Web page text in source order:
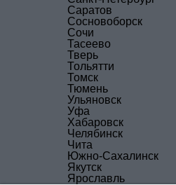
Саратов
Сосновоборск
Сочи
Тасеево
Тверь
Тольятти
Томск
Тюмень
Ульяновск
Уфа
Хабаровск
Челябинск
Чита
Южно-Сахалинск
Якутск
Ярославль